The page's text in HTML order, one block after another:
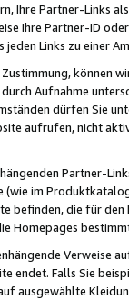
Ihre Partner-Links
Ihre Partner-ID
jeden Links zu einer
können
Aufnahme
dürfen Sie
aufrufen, nicht
Partner-
im
befinden, die für
Homepages
endet. Falls Sie
ausgewählte